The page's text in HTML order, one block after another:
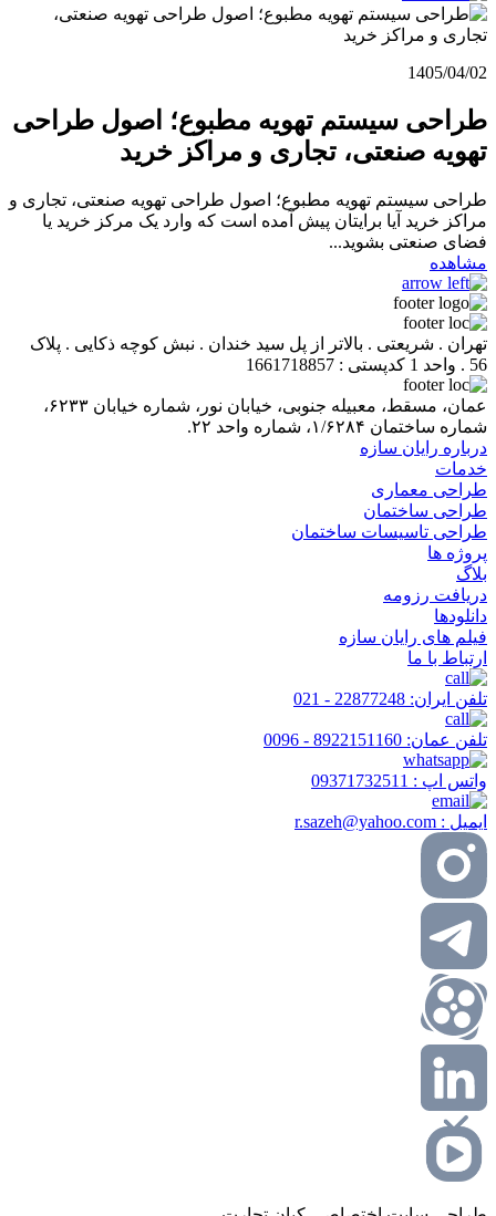
1405/04/02
طراحی سیستم تهویه مطبوع؛ اصول طراحی
تهویه صنعتی، تجاری و مراکز خرید
طراحی سیستم تهویه مطبوع؛ اصول طراحی تهویه صنعتی، تجاری و
مراکز خرید آیا برایتان پیش آمده است که وارد یک مرکز خرید یا
فضای صنعتی بشوید...
مشاهده
تهران . شریعتی . بالاتر از پل سید خندان . نبش کوچه ذکایی . پلاک
56 . واحد 1 کدپستی : 1661718857
عمان، مسقط، معبیله جنوبی، خیابان نور، شماره خیابان ۶۲۳۳،
شماره ساختمان ۱/۶۲۸۴، شماره واحد ۲۲.
درباره رایان سازه
خدمات
طراحی معماری
طراحی ساختمان
طراحی تاسیسات ساختمان
پروژه ها
بلاگ
دریافت رزومه
دانلودها
فیلم های رایان سازه
ارتباط با ما
تلفن ایران: 22877248 - 021
تلفن عمان: 8922151160 - 0096
واتس اپ : 09371732511
ایمیل : r.sazeh@yahoo.com